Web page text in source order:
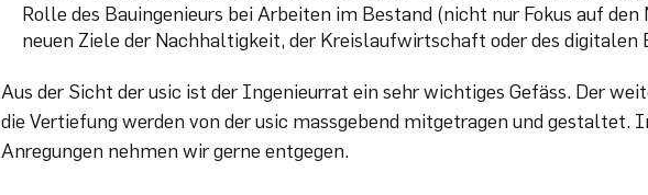
Rolle des Bauingenieurs bei Arbeiten im Bestand (nicht nur Fokus auf den
neuen Ziele der Nachhaltigkeit, der Kreislaufwirtschaft oder des digitalen
Aus der Sicht der usic ist der Ingenieurrat ein sehr wichtiges Gefäss. Der
die Vertiefung werden von der usic massgebend mitgetragen und gestaltet.
Anregungen nehmen wir gerne entgegen.